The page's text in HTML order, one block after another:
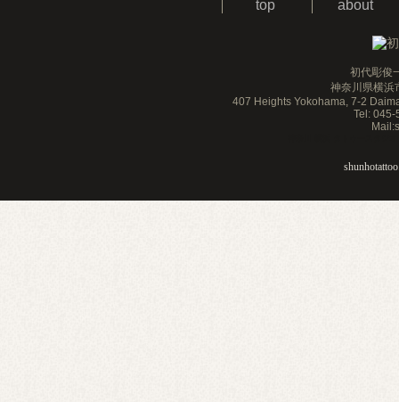
top about
初代彫俊
神奈川県横浜
407 Heights Yokohama, 7-2
Tel: